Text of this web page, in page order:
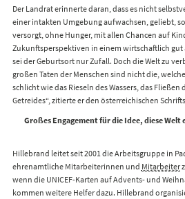
Der Landrat erinnerte daran, dass es nicht
einer intakten Umgebung aufwachsen, geliebt,
versorgt, ohne Hunger, mit allen Chancen auf
Zukunftsperspektiven in einem wirtschaftlich
sei der Geburtsort nur Zufall. Doch die Welt zu
großen Taten der Menschen sind nicht die,
schlicht wie das Rieseln des Wassers, das Fließen
Getreides“, zitierte er den österreichischen
Großes Engagement für die Idee, diese Welt
Hillebrand leitet seit 2001 die Arbeitsgruppe in
ehrenamtliche Mitarbeiterinnen und Mitarbeiter
wenn die UNICEF-Karten auf Advents- und
kommen weitere Helfer dazu. Hillebrand